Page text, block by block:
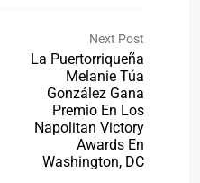
Next Post
La Puertorriqueña
Melanie Túa
González Gana
Premio En Los
Napolitan Victory
Awards En
Washington, DC